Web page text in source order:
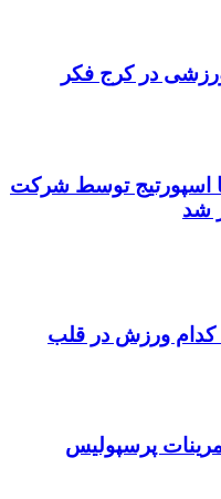
در کرج فکر
اسپورتیج توسط شرکت
شد
کدام ورزش در قلب
پرسپولیس